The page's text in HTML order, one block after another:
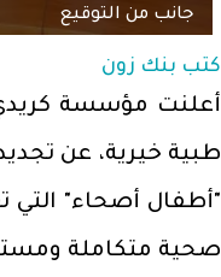
جانب من التوقيع
كتب بنك زون
أعلنت مؤسسة
طبية خيرية، عن
"أطفال أصحاء" التي
صحية متكاملة